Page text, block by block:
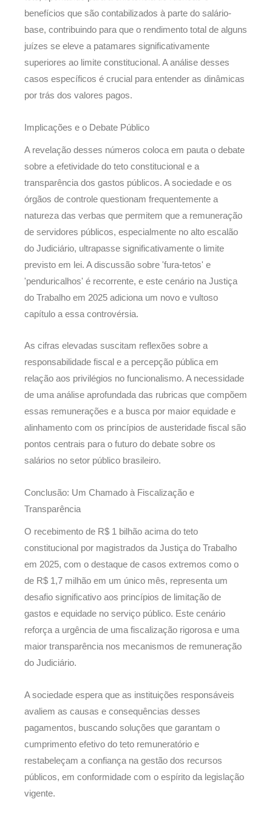
benefícios que são contabilizados à parte do salário-
base, contribuindo para que o rendimento total de alguns
juízes se eleve a patamares significativamente
superiores ao limite constitucional. A análise desses
casos específicos é crucial para entender as dinâmicas
por trás dos valores pagos.
Implicações e o Debate Público
A revelação desses números coloca em pauta o debate
sobre a efetividade do teto constitucional e a
transparência dos gastos públicos. A sociedade e os
órgãos de controle questionam frequentemente a
natureza das verbas que permitem que a remuneração
de servidores públicos, especialmente no alto escalão
do Judiciário, ultrapasse significativamente o limite
previsto em lei. A discussão sobre 'fura-tetos' e
'penduricalhos' é recorrente, e este cenário na Justiça
do Trabalho em 2025 adiciona um novo e vultoso
capítulo a essa controvérsia.
As cifras elevadas suscitam reflexões sobre a
responsabilidade fiscal e a percepção pública em
relação aos privilégios no funcionalismo. A necessidade
de uma análise aprofundada das rubricas que compõem
essas remunerações e a busca por maior equidade e
alinhamento com os princípios de austeridade fiscal são
pontos centrais para o futuro do debate sobre os
salários no setor público brasileiro.
Conclusão: Um Chamado à Fiscalização e
Transparência
O recebimento de R$ 1 bilhão acima do teto
constitucional por magistrados da Justiça do Trabalho
em 2025, com o destaque de casos extremos como o
de R$ 1,7 milhão em um único mês, representa um
desafio significativo aos princípios de limitação de
gastos e equidade no serviço público. Este cenário
reforça a urgência de uma fiscalização rigorosa e uma
maior transparência nos mecanismos de remuneração
do Judiciário.
A sociedade espera que as instituições responsáveis
avaliem as causas e consequências desses
pagamentos, buscando soluções que garantam o
cumprimento efetivo do teto remuneratório e
restabeleçam a confiança na gestão dos recursos
públicos, em conformidade com o espírito da legislação
vigente.